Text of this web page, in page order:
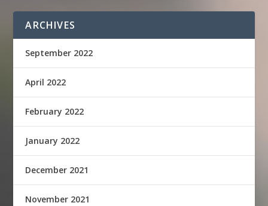
ARCHIVES
September 2022
April 2022
February 2022
January 2022
December 2021
November 2021